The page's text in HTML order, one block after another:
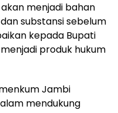
menjadi bahan
substansi sebelum
kepada Bupati
produk hukum
Jambi
mendukung